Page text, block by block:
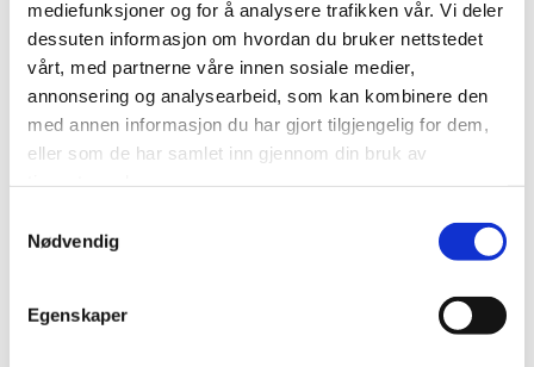
mediefunksjoner og for å analysere trafikken vår. Vi deler
dessuten informasjon om hvordan du bruker nettstedet
vårt, med partnerne våre innen sosiale medier,
annonsering og analysearbeid, som kan kombinere den
med annen informasjon du har gjort tilgjengelig for dem,
eller som de har samlet inn gjennom din bruk av
Nødvendig
Egenskaper